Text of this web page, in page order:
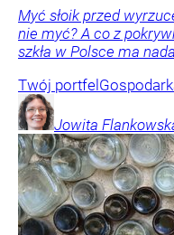
Myć słoik przed
nie myć? A co z
szkła w Polsce ma
Twój portfel
Jowita